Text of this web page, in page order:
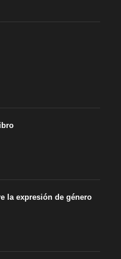
la expresión de género